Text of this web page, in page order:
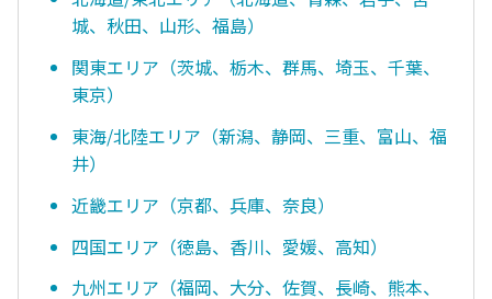
城、秋田、山形、福島）
関東エリア（茨城、栃木、群馬、埼玉、千葉、
東京）
東海/北陸エリア（新潟、静岡、三重、富山、福
井）
近畿エリア（京都、兵庫、奈良）
四国エリア（徳島、香川、愛媛、高知）
九州エリア（福岡、大分、佐賀、長崎、熊本、